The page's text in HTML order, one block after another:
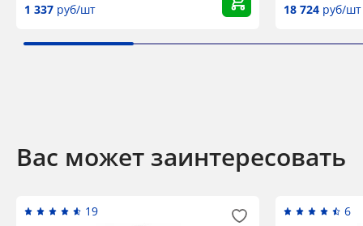
1 337 руб/шт 18 724 руб/шт
Вас может заинтересовать
19 6